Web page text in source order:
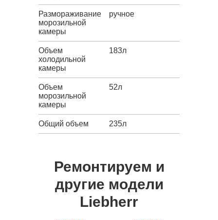
Размораживание
морозильной
камеры
ручное
Объем
холодильной
камеры
183л
Объем
морозильной
камеры
52л
Общий объем 235л
Ремонтируем и
другие модели
Liebherr